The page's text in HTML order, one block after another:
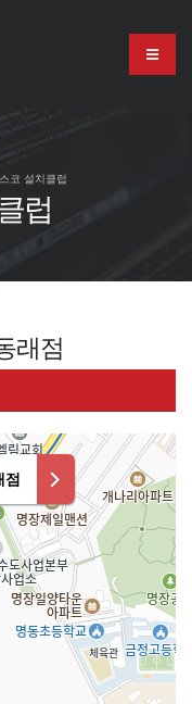
럽
코 설치클럽
래점
점